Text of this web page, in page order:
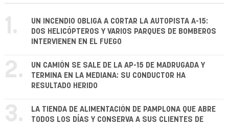
1.
UN INCENDIO OBLIGA A CORTAR LA AUTOPISTA A-15:
DOS HELICÓPTEROS Y VARIOS PARQUES DE BOMBEROS
INTERVIENEN EN EL FUEGO
2.
UN CAMIÓN SE SALE DE LA AP-15 DE MADRUGADA Y
TERMINA EN LA MEDIANA: SU CONDUCTOR HA
RESULTADO HERIDO
3.
LA TIENDA DE ALIMENTACIÓN DE PAMPLONA QUE ABRE
TODOS LOS DÍAS Y CONSERVA A SUS CLIENTES DE